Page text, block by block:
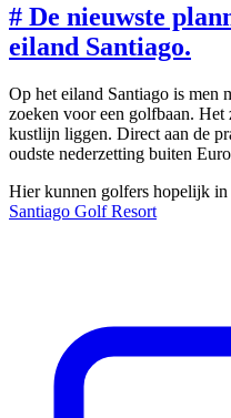
# De nieuwste
eiland Santiago.
Op het eiland Santiago is men
zoeken voor een golfbaan. Het
kustlijn liggen. Direct aan de
oudste nederzetting buiten
Hier kunnen golfers hopelijk
Santiago Golf Resort